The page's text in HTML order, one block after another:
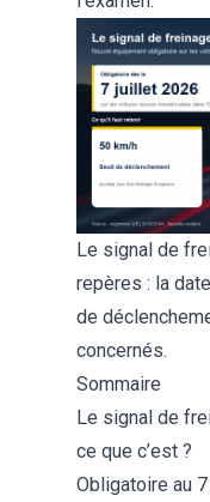
Le signal de
repères : la
de
concernés.
Sommaire
Le signal de
ce que c’est ?
Obligatoire au